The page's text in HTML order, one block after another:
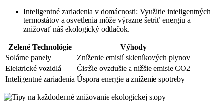
⁣Inteligentné zariadenia v domácnosti: Využitie inteligentných
termostátov a osvetlenia môže výrazne šetriť energiu a
znižovať náš ekologický odtlačok.
Zelené Technológie
Výhody
Solárne panely
Zníženie emisií skleníkových plynov
Elektrické vozidlá
Čistšie ovzdušie a​ nižšie emisie CO2
Inteligentné zariadenia Úspora​ energie a zníženie‍ spotreby